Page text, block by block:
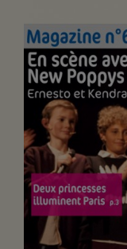
JE DEVIENS
BÉNÉVOLE